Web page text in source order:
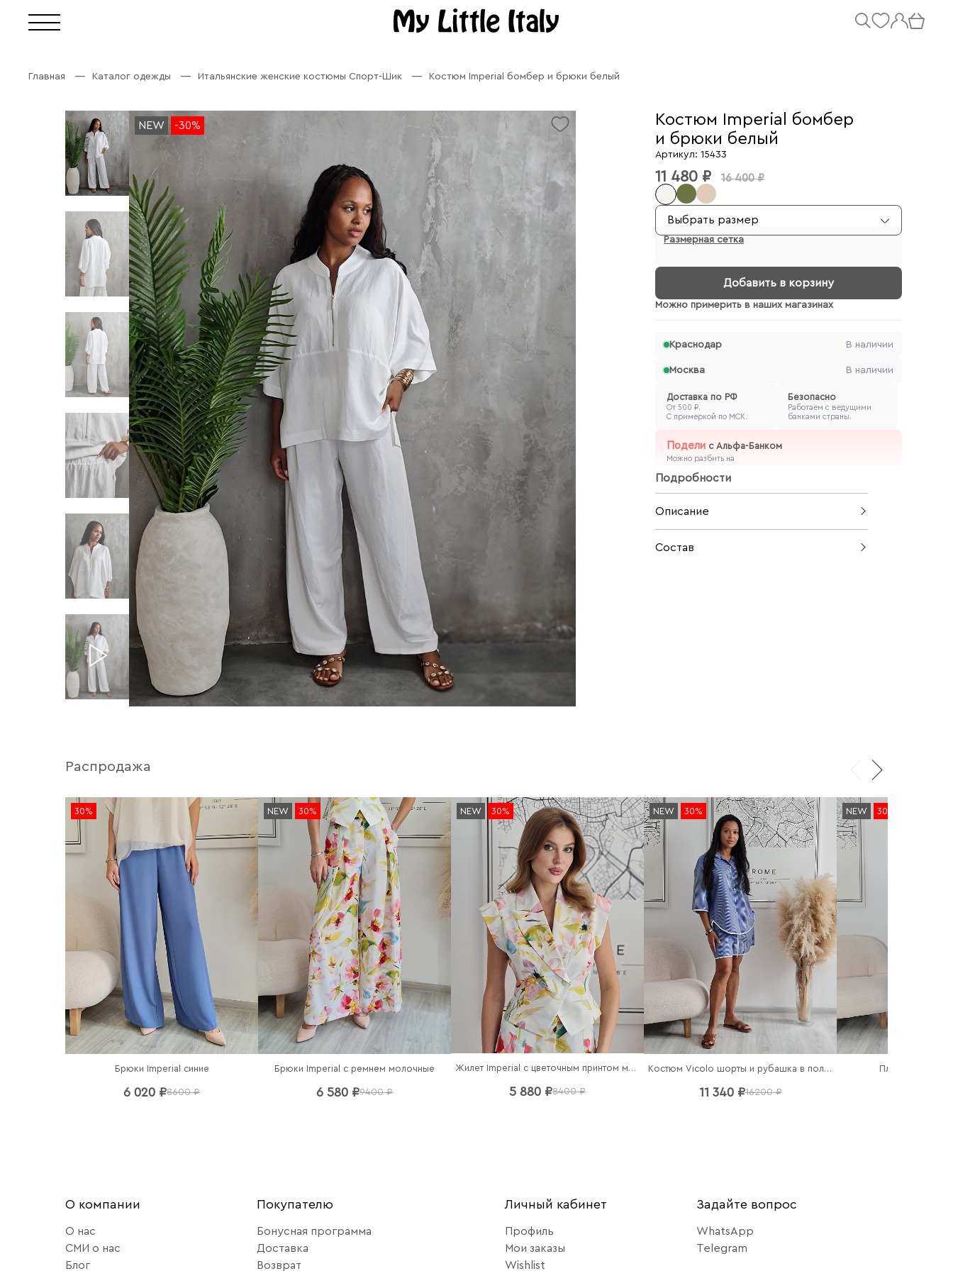
Главная Каталог одежды Итальянские женские костюмы Спорт-Шик Костюм Imperial бомбер и брюки белый
NEW -30%
Костюм Imperial бомбер
и брюки белый
Артикул: 15433
11 480 ₽ 16 400 ₽
Выбрать размер
Размерная сетка
Добавить в корзину
Можно примерить в наших магазинах
Краснодар В наличии
Москва В наличии
Доставка по РФ
От 500 ₽.
С примеркой по МСК.
Безопасно
Работаем с ведущими
банками страны.
Подели с Альфа-Банком
Можно разбить на
Подробности
Описание
Льняной костюм из мягкого бомбера
Состав
Распродажа
30%
Брюки Imperial синие
6 020 ₽8600 ₽
NEW 30%
Брюки Imperial c ремнем молочные
6 580 ₽9400 ₽
NEW 30%
Жилет Imperial с цветочным принтом молочный
5 880 ₽8400 ₽
NEW 30%
Костюм Vicolo шорты и рубашка в полоску
11 340 ₽16200 ₽
NEW 30%
Платье Imperial
О компании
О нас
СМИ о нас
Блог
Покупателю
Бонусная программа
Доставка
Возврат
Личный кабинет
Профиль
Мои заказы
Wishlist
Задайте вопрос
WhatsApp
Telegram